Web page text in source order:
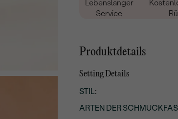
Lebenslanger
Service
Produktdetails
Setting Details
STIL:
ARTEN DER